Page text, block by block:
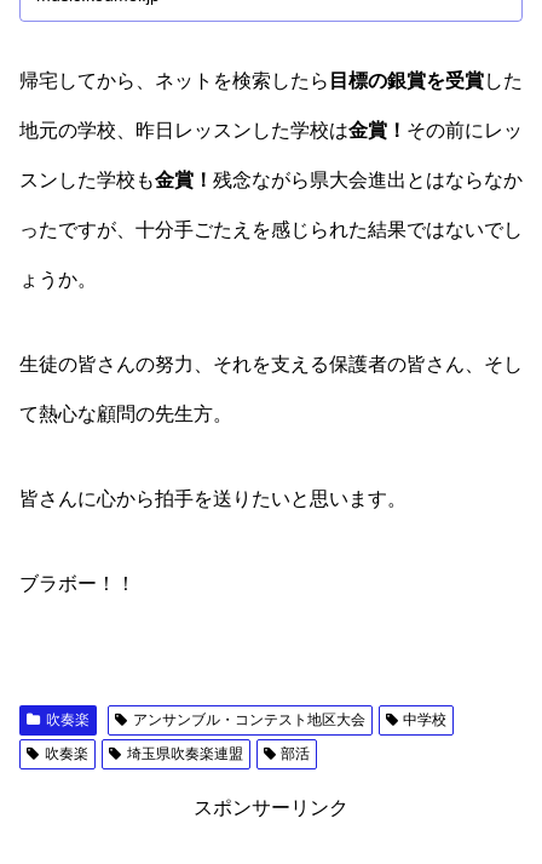
帰宅してから、ネットを検索したら 目標の銀賞を受賞した
地元の学校、昨日レッスンした学校は金賞！ その前にレッ
スンした学校も金賞！ 残念ながら県大会進出とはならなか
ったですが、十分手ごたえを感じられた結果ではないでし
ょうか。
生徒の皆さんの努力、それを支える保護者の皆さん、そし
て熱心な顧問の先生方。
皆さんに心から拍手を送りたいと思います。
ブラボー！！
吹奏楽 アンサンブル・コンテスト地区大会
中学校
吹奏楽
埼玉県吹奏楽連盟 部活
スポンサーリンク